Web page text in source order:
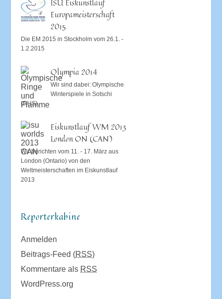
ISU Eiskunstlauf
Europameisterschaft
2015
Die EM 2015 in Stockholm vom 26.1. -
1.2.2015
Olympia 2014
Wir sind dabei: Olympische
Winterspiele in Sotschi
(RUS)
Eiskunstlauf WM 2013
London ON (CAN)
Wir berichten vom 11. - 17. März aus
London (Ontario) von den
Weltmeisterschaften im Eiskunstlauf
2013
Reporterkabine
Anmelden
Beitrags-Feed (RSS)
Kommentare als RSS
WordPress.org